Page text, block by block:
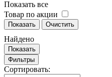
Показать все
Товар по акции
Показать Очистить
Найдено
Показать
Фильтры
Сортировать: